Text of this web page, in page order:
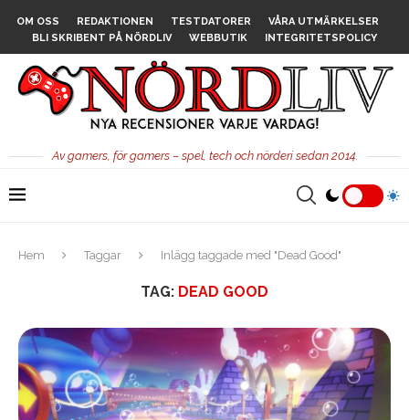
OM OSS REDAKTIONEN TESTDATORER
VÅRA UTMÄRKELSER
BLI SKRIBENT PÅ NÖRDLIV
WEBBUTIK INTEGRITETSPOLICY
Av gamers, för gamers – spel, tech och nörderi sedan 2014.
Hem Taggar Inlägg taggade med "Dead Good"
TAG: DEAD GOOD